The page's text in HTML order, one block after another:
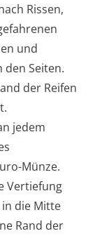
Rissen,
und
den Seiten.
der Reifen
jedem
Münze.
Vertiefung
die Mitte
Rand der